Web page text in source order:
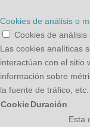
Cookies de análisis o
Cookies de análisis
Las cookies analíticas
interactúan con el sitio
información sobre
la fuente de tráfico, etc.
CookieDuración
Esta